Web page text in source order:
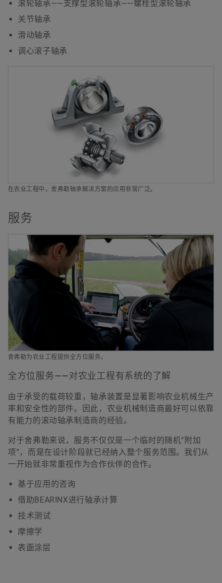
滚轮轴承——支撑型滚轮轴承——螺栓型滚轮轴承
关节轴承
滑动轴承
调心滚子轴承
在农业工程中，舍弗勒轴承解决方案的应用非常广泛。
服务
舍弗勒为农业工程提供全方位服务。
全方位服务——对农业工程有系统的了解
由于承受的载荷较重，轴承装置是显著影响农业机械生产
率和安全性的部件。因此，农业机械制造商最好可以依靠
有能力的滚动轴承制造商的经验。
对于舍弗勒来说，服务不仅仅是一个临时的随机“附加
项”，而是在设计阶段就已经纳入整个服务范围。我们从
一开始就非常重视作为合作伙伴的合作。
基于应用的咨询
借助BEARINX进行轴承计算
技术测试
摩擦学
表面涂层